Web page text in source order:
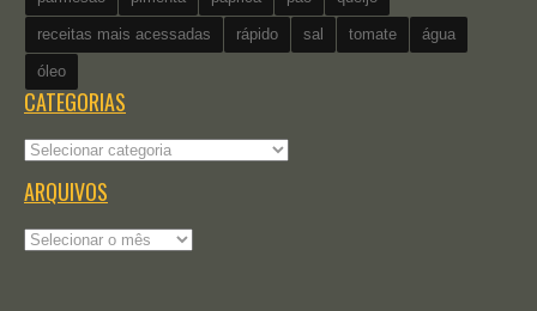
receitas mais acessadas rápido sal tomate água
óleo
CATEGORIAS
Categorias
ARQUIVOS
Arquivos